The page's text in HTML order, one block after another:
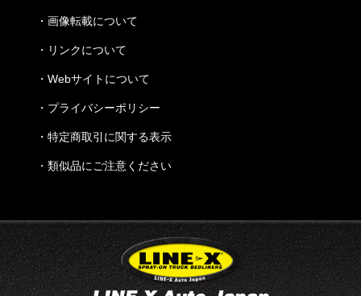
・ 画像転載について
・ リンクについて
・ Webサイトについて
・ プライバシーポリシー
・ 特定商取引に関する表示
・ 類似品にご注意ください